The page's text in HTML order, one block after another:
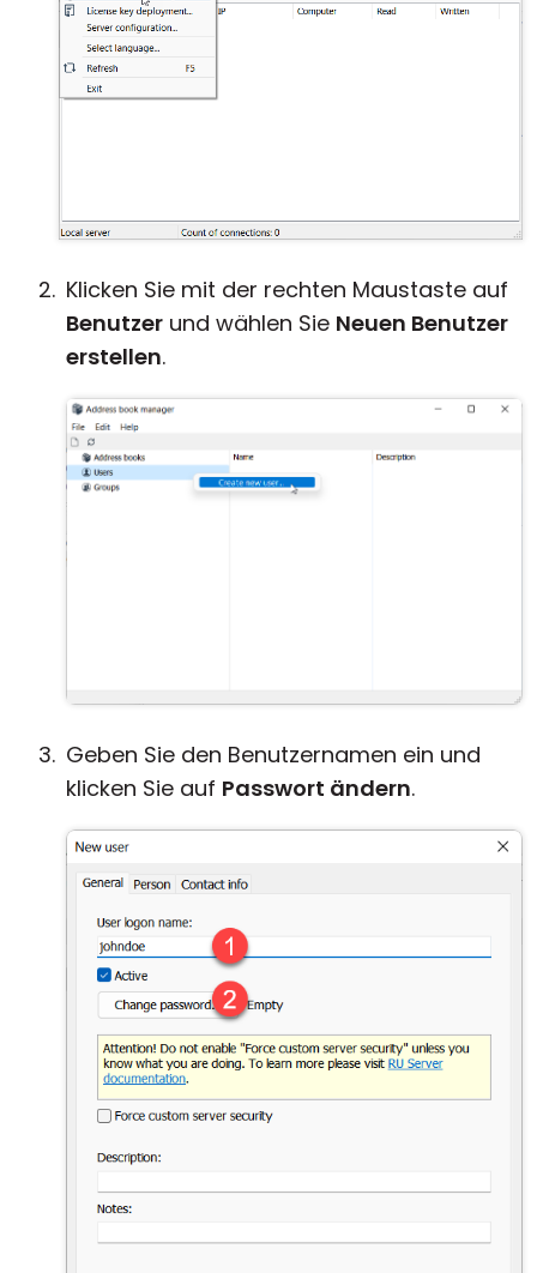
Klicken Sie mit der rechten Maustaste auf
Benutzer und wählen Sie Neuen Benutzer
erstellen.
Geben Sie den Benutzernamen ein und
klicken Sie auf Passwort ändern.